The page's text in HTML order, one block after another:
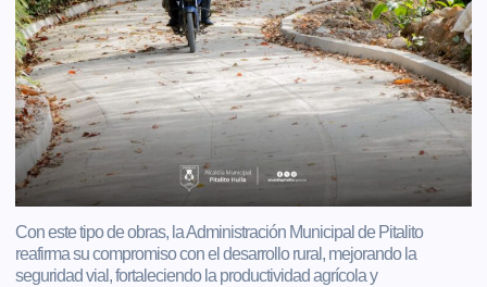
Con este tipo de obras, la Administración Municipal de Pitalito
reafirma su compromiso con el desarrollo rural, mejorando la
seguridad vial, fortaleciendo la productividad agrícola y